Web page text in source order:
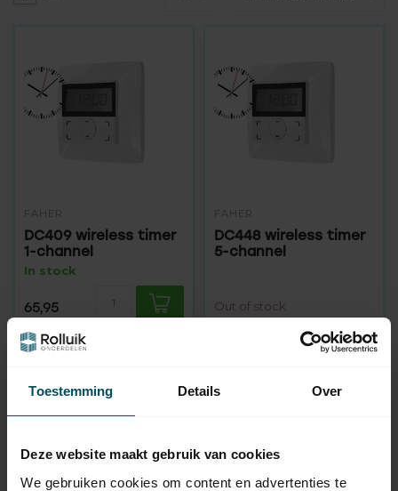
Toestemming Details Over
Deze website maakt gebruik van cookies
We gebruiken cookies om content en advertenties te
FAHER
DC409 wireless timer
1-channel
In stock
65,95
FAHER
DC448 wireless timer
5-channel
Out of stock